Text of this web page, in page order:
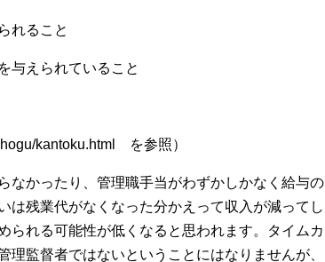
れること
を与えられていること
kantoku.html を参照）
かったり、管理職手当がわずかしかなく給与の
は残業代がなくなった分かえって収入が減ってし
られる可能性が低くなると思われます。タイムカ
監督者ではないということにはなりませんが、